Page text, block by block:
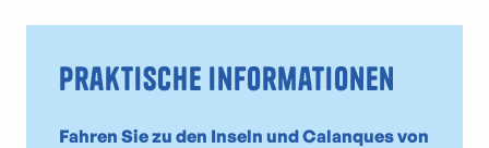
Praktische Informationen
Fahren Sie zu den Inseln und Calanques von